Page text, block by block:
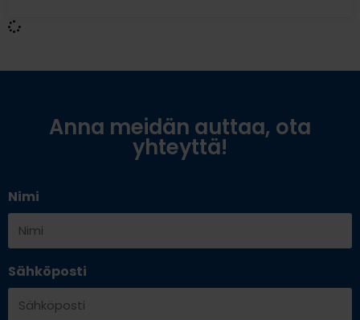
Anna meidän auttaa, ota
yhteyttä!
Nimi
Sähköposti